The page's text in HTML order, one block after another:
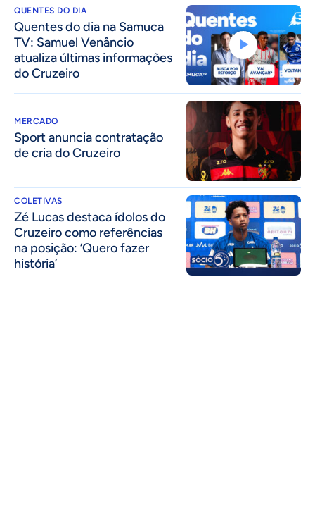
QUENTES DO DIA
Quentes do dia na Samuca
TV: Samuel Venâncio
atualiza últimas informações
do Cruzeiro
MERCADO
Sport anuncia contratação
de cria do Cruzeiro
COLETIVAS
Zé Lucas destaca ídolos do
Cruzeiro como referências
na posição: ‘Quero fazer
história’